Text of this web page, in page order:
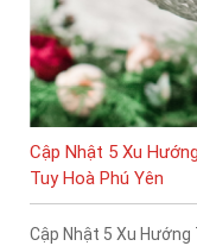
Cập Nhật 5 Xu
Tuy Hoà Phú Yên
Cập Nhật 5 Xu